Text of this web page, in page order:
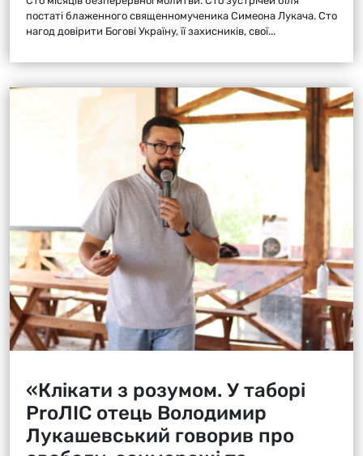
постаті блаженного священномученика Симеона Лукача. Сто
нагод довірити Богові Україну, її захисників, свої...
«Клікати з розумом. У таборі
ProЛІС отець Володимир
Лукашевський говорив про